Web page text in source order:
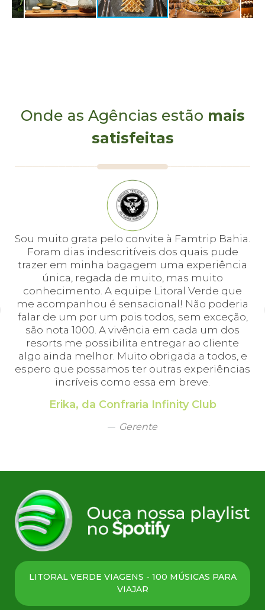
Onde as Agências estão mais
satisfeitas
Sou muito grata pelo convite à Famtrip Bahia.
Foram dias indescritíveis dos quais pude
trazer em minha bagagem uma experiência
única, regada de muito, mas muito
conhecimento. A equipe Litoral Verde que
me acompanhou é sensacional! Não poderia
falar de um por um pois todos, sem exceção,
são nota 1000. A vivência em cada um dos
resorts me possibilita entregar ao cliente
algo ainda melhor. Muito obrigada a todos, e
espero que possamos ter outras experiências
incríveis como essa em breve.
Erika, da Confraria Infinity Club
Gerente
LITORAL VERDE VIAGENS - 100 MÚSICAS PARA
VIAJAR